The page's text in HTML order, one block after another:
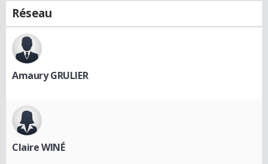
Réseau
Amaury GRULIER
Claire WINÉ